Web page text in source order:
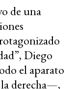
de una
Diego
el aparato
derecha—,